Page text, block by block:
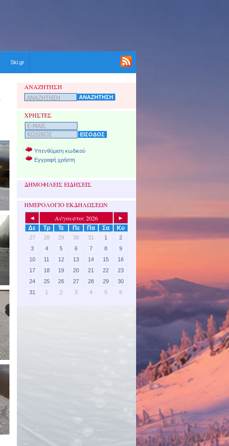
Ski.gr
ΑΝΑΖΗΤΗΣΗ
ΧΡΗΣΤΕΣ
Υπενθύμιση κωδικού
Εγγραφή χρήστη
ΔΗΜΟΦΙΛΕΙΣ ΕΙΔΗΣΕΙΣ
ΗΜΕΡΟΛΟΓΙΟ ΕΚΔΗΛΩΣΕΩΝ
◄ Αύγουστος 2026
►
Δε
Τρ Τε Πε Πα Σα Κυ
27 28 29 30 31 1
2
3
4 5 6 7 8
9
10
11 12 13 14 15
16
17
18 19 20 21 22
23
24
25 26 27 28 29
30
31
1 2 3 4 5 6